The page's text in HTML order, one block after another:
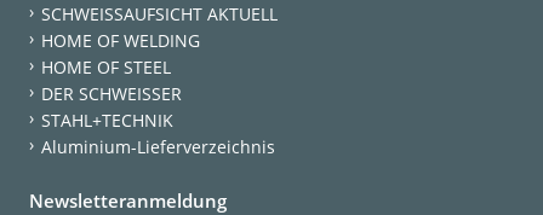
SCHWEISSAUFSICHT AKTUELL
HOME OF WELDING
HOME OF STEEL
DER SCHWEISSER
STAHL+TECHNIK
Aluminium-Lieferverzeichnis
Newsletteranmeldung